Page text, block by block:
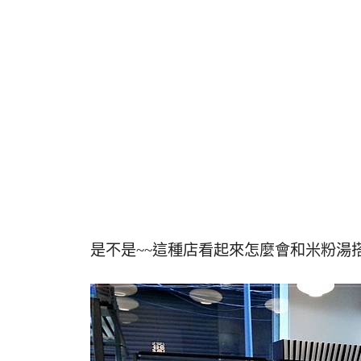
是不是~~這種店看起來怎麼會和米粉湯